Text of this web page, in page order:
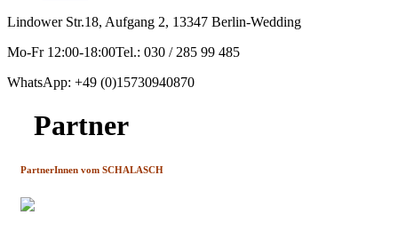
Lindower Str.18, Aufgang 2, 13347 Berlin-Wedding
Mo-Fr 12:00-18:00Tel.: 030 / 285 99 485
WhatsApp: +49 (0)15730940870
Partner
PartnerInnen vom SCHALASCH